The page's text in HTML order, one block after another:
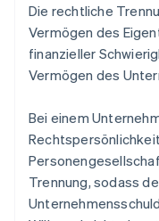
Endgültige
Unternehmen
Die rechtliche
Vermögen des
finanzieller
Vermögen des
Bei einem
Trennung, sodass